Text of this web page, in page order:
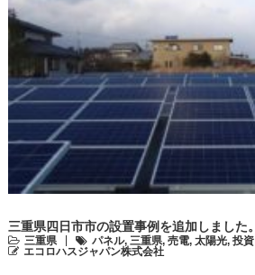
三重県四日市市の設置事例を追加しました。
三重県 パネル, 三重県, 売電, 太陽光, 投資
エコロハスジャパン株式会社